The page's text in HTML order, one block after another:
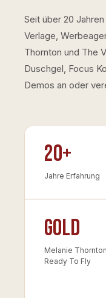
Seit über 20
Verlage,
Thornton und The
Duschgel, Focus
Demos an oder
20+
Jahre Erfahrung
Gold
Melanie
Ready To Fly